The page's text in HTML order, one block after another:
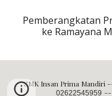
Pemberangkatan
ke Ramayana
SMK Insan Prima Mandiri
02622545959 --